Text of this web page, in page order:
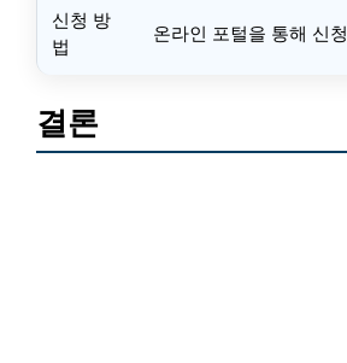
신청 방
법
온라인 포털을 통해 신청
결론